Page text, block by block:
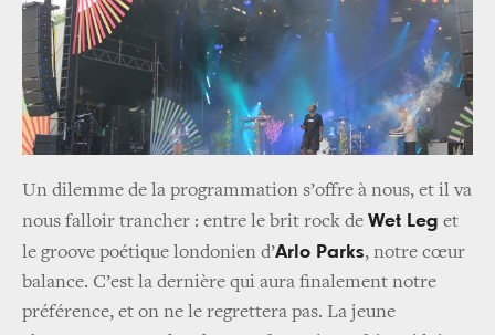
Un dilemme de la programmation s’offre à nous, et il va
nous falloir trancher : entre le brit rock de Wet Leg et
le groove poétique londonien d’Arlo Parks, notre cœur
balance. C’est la dernière qui aura finalement notre
préférence, et on ne le regrettera pas. La jeune